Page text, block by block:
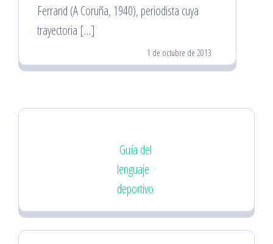
Ferrand (A Coruña, 1940), periodista cuya
trayectoria […]
1 de octubre de 2013
Guía del
lenguaje
deportivo